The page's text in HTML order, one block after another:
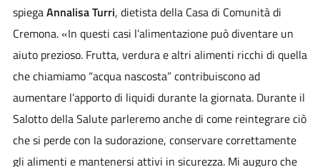
spiegaAnnalisa Turri, dietista della Casa di Comunità di
Cremona. «In questi casi l’alimentazione può diventare un
aiuto prezioso. Frutta, verdura e altri alimenti ricchi di quella
che chiamiamo “acqua nascosta” contribuiscono ad
aumentare l’apporto di liquidi durante la giornata. Durante il
Salotto della Salute parleremo anche di come reintegrare ciò
che si perde con la sudorazione, conservare correttamente
gli alimenti e mantenersi attivi in sicurezza. Mi auguro che